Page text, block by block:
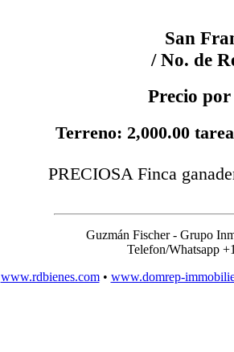
San
/ No. de
Precio
Terreno: 2,000.00
PRECIOSA Finca
Guzmán Fischer - Grupo
Telefon/Whatsapp
www.rdbienes.com• www.domrep-